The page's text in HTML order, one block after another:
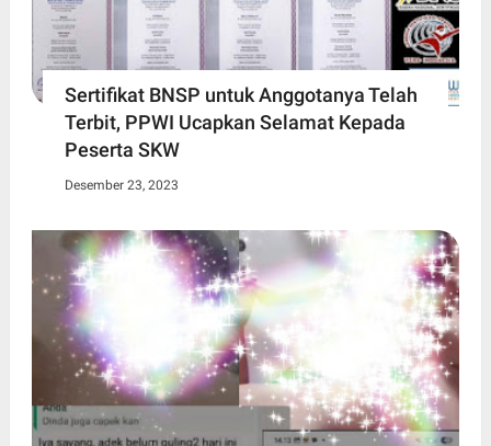
Sertifikat BNSP untuk Anggotanya Telah
Terbit, PPWI Ucapkan Selamat Kepada
Peserta SKW
Desember 23, 2023